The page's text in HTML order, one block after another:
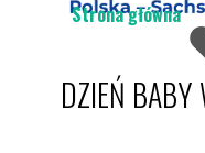
Strona główna
DZIEŃ BABY